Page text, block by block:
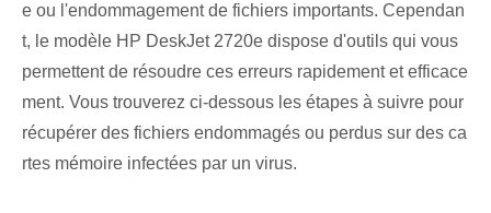
e ou l'endommagement de fichiers importants. Cependan
t, le modèle HP DeskJet 2720e dispose d'outils qui vous
permettent de résoudre ces erreurs rapidement et efficace
ment. Vous trouverez ci-dessous les étapes à suivre pour
récupérer des fichiers endommagés ou perdus sur des ca
rtes mémoire infectées par un virus.